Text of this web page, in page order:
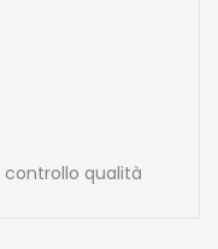
qualità